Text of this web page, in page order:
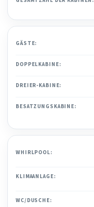
GÄSTE:
DOPPELKABINE:
DREIER-KABINE:
BESATZUNGSKABINE:
WHIRLPOOL:
KLIMAANLAGE:
WC/DUSCHE: